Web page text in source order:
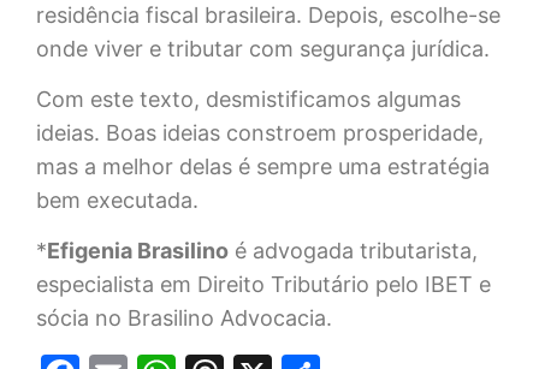
residência fiscal brasileira. Depois, escolhe-se
onde viver e tributar com segurança jurídica.
Com este texto, desmistificamos algumas
ideias. Boas ideias constroem prosperidade,
mas a melhor delas é sempre uma estratégia
bem executada.
*Efigenia Brasilino é advogada tributarista,
especialista em Direito Tributário pelo IBET e
sócia no Brasilino Advocacia.